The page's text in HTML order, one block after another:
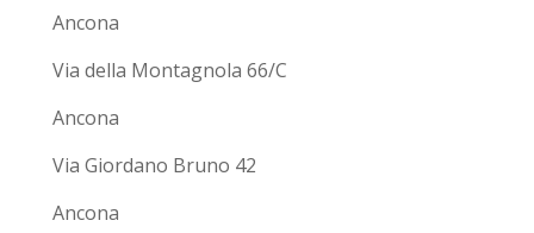
Ancona
Via della Montagnola 66/C
Ancona
Via Giordano Bruno 42
Ancona